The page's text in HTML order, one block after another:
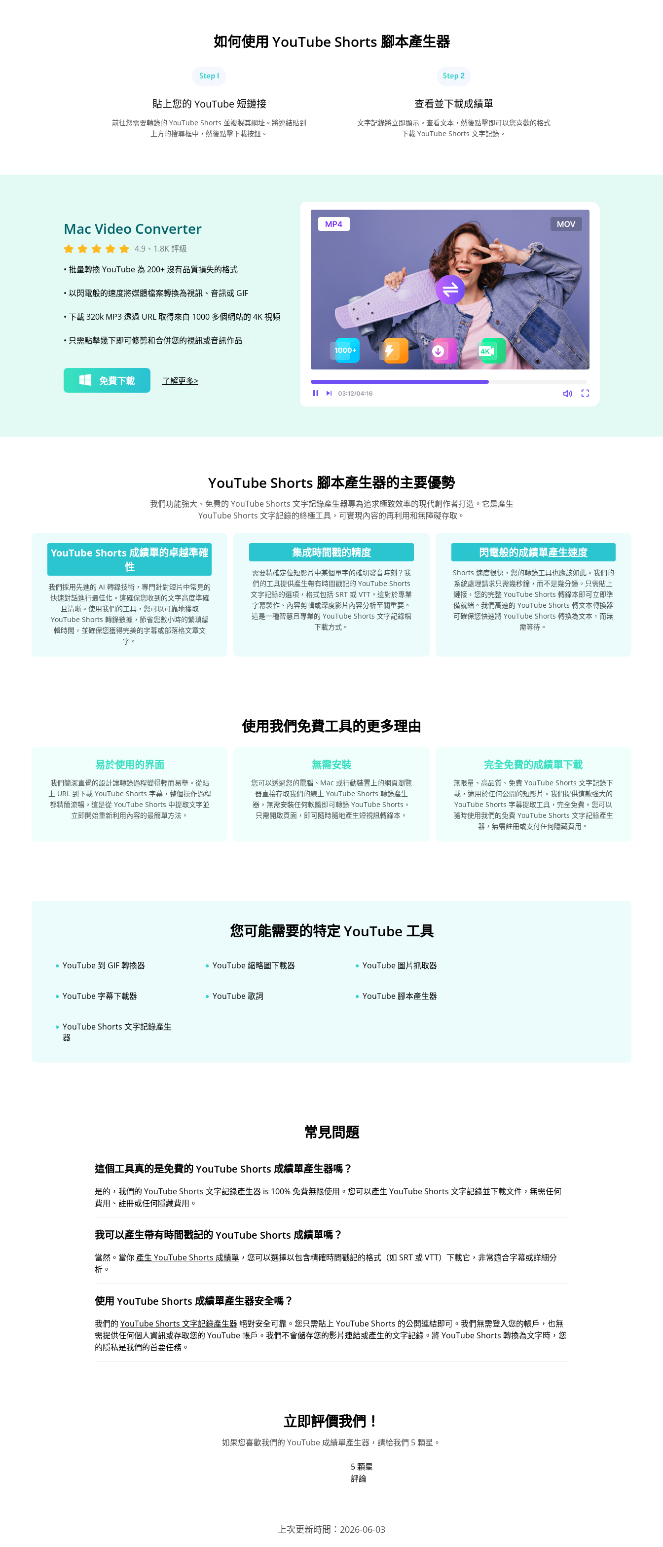
如何使用 YouTube Shorts 腳本產生器
貼上您的 YouTube 短鏈接
前往您需要轉錄的 YouTube Shorts 並複製其網址。將連結貼到
上方的搜尋框中，然後點擊下載按鈕。
查看並下載成績單
文字記錄將立即顯示。查看文本，然後點擊即可以您喜歡的格式
下載 YouTube Shorts 文字記錄。
Mac Video Converter
4.9、1.8K 評級
• 批量轉換 YouTube 為 200+ 沒有品質損失的格式
• 以閃電般的速度將媒體檔案轉換為視訊、音訊或 GIF
• 下載 320k MP3 透過 URL 取得來自 1000 多個網站的 4K 視頻
• 只需點擊幾下即可修剪和合併您的視訊或音訊作品
免費下載 了解更多>
YouTube Shorts 腳本產生器的主要優勢
我們功能強大、免費的 YouTube Shorts 文字記錄產生器專為追求極致效率的現代創作者打造。它是產生
YouTube Shorts 文字記錄的終極工具，可實現內容的再利用和無障礙存取。
YouTube Shorts 成績單的卓越準確
性
我們採用先進的 AI 轉錄技術，專門針對短片中常見的
快速對話進行最佳化。這確保您收到的文字高度準確
且清晰。使用我們的工具，您可以可靠地獲取
YouTube Shorts 轉錄數據，節省您數小時的繁瑣編
輯時間，並確保您獲得完美的字幕或部落格文章文
字。
集成時間戳的精度
需要精確定位短影片中某個單字的確切發音時刻？我
們的工具提供產生帶有時間戳記的 YouTube Shorts
文字記錄的選項，格式包括 SRT 或 VTT。這對於專業
字幕製作、內容剪輯或深度影片內容分析至關重要。
這是一種智慧且專業的 YouTube Shorts 文字記錄檔
下載方式。
閃電般的成績單產生速度
Shorts 速度很快，您的轉錄工具也應該如此。我們的
系統處理請求只需幾秒鐘，而不是幾分鐘。只需貼上
鏈接，您的完整 YouTube Shorts 轉錄本即可立即準
備就緒。我們高速的 YouTube Shorts 轉文本轉換器
可確保您快速將 YouTube Shorts 轉換為文本，而無
需等待。
使用我們免費工具的更多理由
易於使用的界面
我們簡潔直覺的設計讓轉錄過程變得輕而易舉。從貼
上 URL 到下載 YouTube Shorts 字幕，整個操作過程
都精簡流暢。這是從 YouTube Shorts 中提取文字並
立即開始重新利用內容的最簡單方法。
無需安裝
您可以透過您的電腦、Mac 或行動裝置上的網頁瀏覽
器直接存取我們的線上 YouTube Shorts 轉錄產生
器。無需安裝任何軟體即可轉錄 YouTube Shorts。
只需開啟頁面，即可隨時隨地產生短視訊轉錄本。
完全免費的成績單下載
無限量、高品質、免費 YouTube Shorts 文字記錄下
載，適用於任何公開的短影片。我們提供這款強大的
YouTube Shorts 字幕提取工具，完全免費。您可以
隨時使用我們的免費 YouTube Shorts 文字記錄產生
器，無需註冊或支付任何隱藏費用。
您可能需要的特定 YouTube 工具
YouTube 到 GIF 轉換器 YouTube 縮略圖下載器 YouTube 圖片抓取器
YouTube 字幕下載器 YouTube 歌詞 YouTube 腳本產生器
YouTube Shorts 文字記錄產生
器
常見問題
這個工具真的是免費的 YouTube Shorts 成績單產生器嗎？
是的，我們的 YouTube Shorts 文字記錄產生器 is 100% 免費無限使用。您可以產生 YouTube Shorts 文字記錄並下載文件，無需任何
費用、註冊或任何隱藏費用。
我可以產生帶有時間戳記的 YouTube Shorts 成績單嗎？
當然。當你 產生 YouTube Shorts 成績單 ，您可以選擇以包含精確時間戳記的格式（如 SRT 或 VTT）下載它，非常適合字幕或詳細分
析。
使用 YouTube Shorts 成績單產生器安全嗎？
我們的 YouTube Shorts 文字記錄產生器絕對安全可靠。您只需貼上 YouTube Shorts 的公開連結即可。我們無需登入您的帳戶，也無
需提供任何個人資訊或存取您的 YouTube 帳戶。我們不會儲存您的影片連結或產生的文字記錄。將 YouTube Shorts 轉換為文字時，您
的隱私是我們的首要任務。
立即評價我們！
如果您喜歡我們的 YouTube 成績單產生器，請給我們 5 顆星。
5 顆星
評論
上次更新時間：2026-06-03